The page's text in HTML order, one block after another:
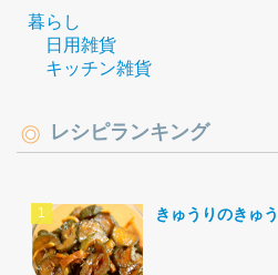
暮らし
日用雑貨
キッチン雑貨
レシピランキング
きゅうりのきゅ